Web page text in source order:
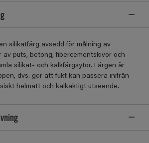
silikatfärg avsedd för målning av
av puts, betong, fibercementskivor och
silikat- och kalkfärgsytor. Färgen är
dvs. gör att fukt kan passera inifrån
helmatt och kalkaktigt utseende.